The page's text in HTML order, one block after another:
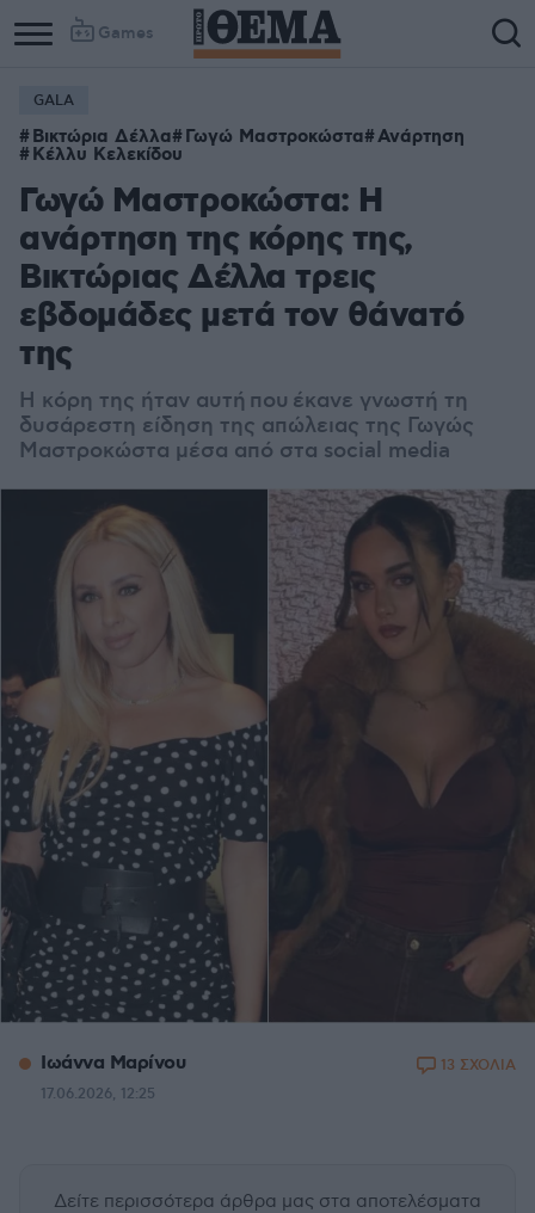
Games
GALA
Βικτώρια Δέλλα Γωγώ Μαστροκώστα Ανάρτηση
Κέλλυ Κελεκίδου
Γωγώ Μαστροκώστα: Η
ανάρτηση της κόρης της,
Βικτώριας Δέλλα τρεις
εβδομάδες μετά τον θάνατό
της
Η κόρη της ήταν αυτή που έκανε γνωστή τη
δυσάρεστη είδηση της απώλειας της Γωγώς
Μαστροκώστα μέσα από στα social media
Ιωάννα Μαρίνου
17.06.2026, 12:25
13 ΣΧΟΛΙΑ
Δείτε περισσότερα άρθρα μας στα αποτελέσματα